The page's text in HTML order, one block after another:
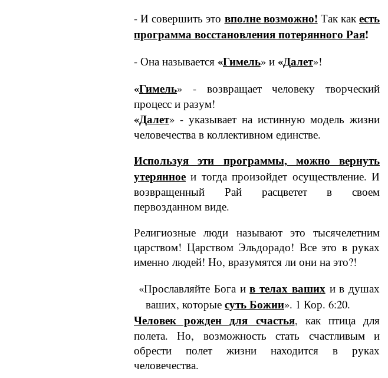
- И совершить это вполне возмож­но! Так какесть
программа восста­новления потерянного Рая!
- Она называется «Гимель» и «Да­лет»!
«Гимель» - возвращает человеку твор­ческий
процесс и разум!
«Далет» - указывает на истинную мо­дель жизни
человечества в коллектив­ном единстве.
Используя эти программы, мож­но вернуть
утерянное и тогда про­изой­дет осуществление. И
возвращен­ный Рай расцветет в своем
первозданном виде.
Религиозные люди называют это ты­сячелетним
царством! Царством Эльдо­радо! Все это в руках
именно людей! Но, вразумятся ли они на это?!
«Прославляйте Бога ив телах ваших и в душах
ваших, которые суть Божии». 1 Кор. 6:20.
Человек рожден для счастья, как птица для
полета. Но, возможность стать счастливым и
обрести полет жизни на­ходится в руках
человечества.